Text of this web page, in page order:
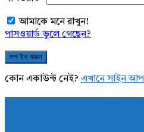
আমাকে মনে রাখুন!
পাসওয়ার্ড ভুলে গেছেন?
কোন একাউন্ট নেই? এখানে সাইন